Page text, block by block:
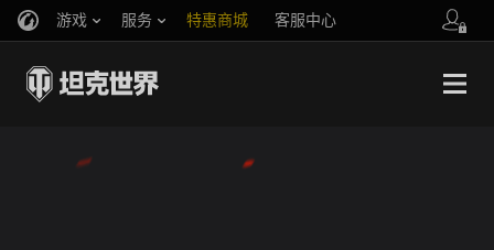
游戏 服务 特惠商城 客服中心
你好，吾久
万圣节
《以战止战》
官方自媒体